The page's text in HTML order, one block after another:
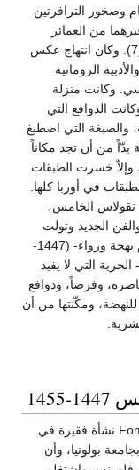
وصخور الترافرتين
من العمائر
القديمة لكي يعيد بها بناء كنائس روما وقصورها(7). وكان انتهاج عكس
الرومانية
وكانت منزلة
الدوافع التي
والصبغة التي اصطبغ
بدّاً من أن تجد مكاناً
وإلاّ خسرت الطبقات
في أوربا كلها.
نقولاس الخامس،
الجديد وتولت
زعامتهما، وظلت مائة عام- تعد من أكثر الأعوام بهجة ورواء- (1447-
الحرية التي لا يفيد
وفرصاً، ودوافع
ومكّنتها من أن
نشأ توماسو بارنتوتشيلي Fommosso Parentucelli نشأة فقيرة في
بولونيا، وأن